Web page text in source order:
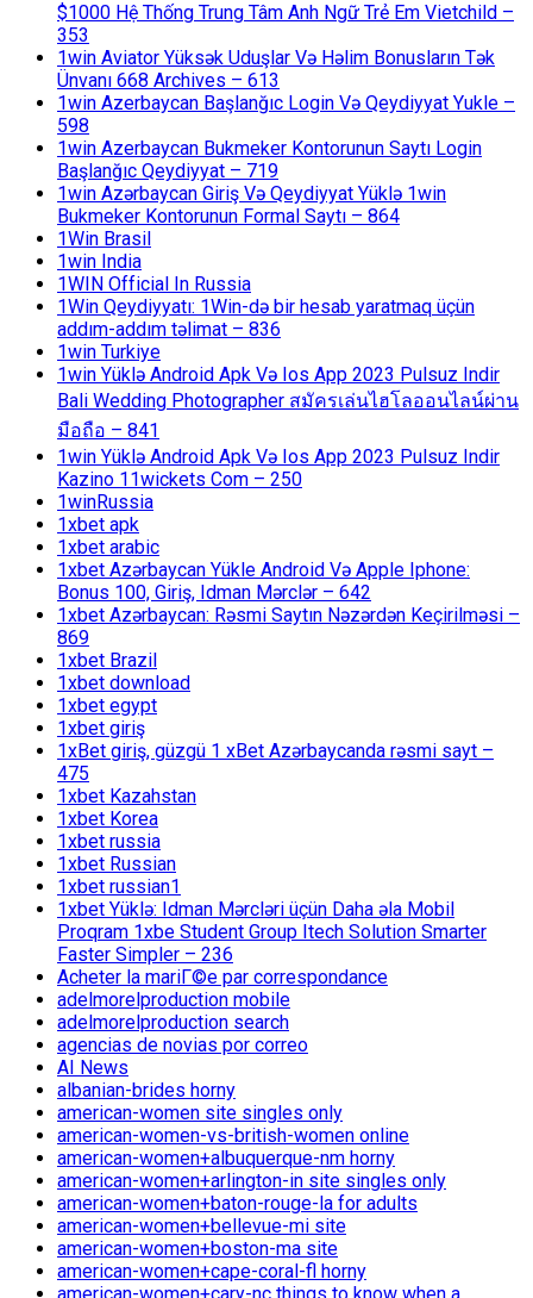
$1000 Hệ Thống Trung Tâm Anh Ngữ Trẻ Em Vietchild –
353
1win Aviator Yüksək Uduşlar Və Həlim Bonusların Tək
Ünvanı 668 Archives – 613
1win Azerbaycan Başlanğıc Login Və Qeydiyyat Yukle –
598
1win Azerbaycan Bukmeker Kontorunun Saytı Login
Başlanğıc Qeydiyyat – 719
1win Azərbaycan Giriş Və Qeydiyyat Yüklə 1win
Bukmeker Kontorunun Formal Saytı – 864
1Win Brasil
1win India
1WIN Official In Russia
1Win Qeydiyyatı: 1Win-də bir hesab yaratmaq üçün
addım-addım təlimat – 836
1win Turkiye
1win Yüklə Android Apk Və Ios App 2023 Pulsuz Indir
Bali Wedding Photographer สมัครเล่นไฮโลออนไลน์ผ่าน
มือถือ – 841
1win Yüklə Android Apk Və Ios App 2023 Pulsuz Indir
Kazino 11wickets Com – 250
1winRussia
1xbet apk
1xbet arabic
1xbet Azərbaycan Yükle Android Və Apple Iphone:
Bonus 100, Giriş, Idman Mərclər – 642
1xbet Azərbaycan: Rəsmi Saytın Nəzərdən Keçirilməsi –
869
1xbet Brazil
1xbet download
1xbet egypt
1xbet giriş
1xBet giriş, güzgü 1 xBet Azərbaycanda rəsmi sayt –
475
1xbet Kazahstan
1xbet Korea
1xbet russia
1xbet Russian
1xbet russian1
1xbet Yüklə: Idman Mərcləri üçün Daha əla Mobil
Proqram 1xbe Student Group Itech Solution Smarter
Faster Simpler – 236
Acheter la mariГ©e par correspondance
adelmorelproduction mobile
adelmorelproduction search
agencias de novias por correo
AI News
albanian-brides horny
american-women site singles only
american-women-vs-british-women online
american-women+albuquerque-nm horny
american-women+arlington-in site singles only
american-women+baton-rouge-la for adults
american-women+bellevue-mi site
american-women+boston-ma site
american-women+cape-coral-fl horny